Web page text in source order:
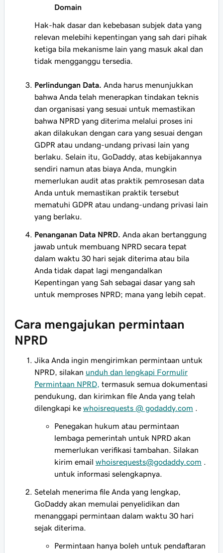
Domain
Hak-hak dasar dan kebebasan subjek data yang
relevan melebihi kepentingan yang sah dari pihak
ketiga bila mekanisme lain yang masuk akal dan
tidak mengganggu tersedia.
Perlindungan Data. Anda harus menunjukkan
bahwa Anda telah menerapkan tindakan teknis
dan organisasi yang sesuai untuk memastikan
bahwa NPRD yang diterima melalui proses ini
akan dilakukan dengan cara yang sesuai dengan
GDPR atau undang-undang privasi lain yang
berlaku. Selain itu, GoDaddy, atas kebijakannya
sendiri namun atas biaya Anda, mungkin
memerlukan audit atas praktik pemrosesan data
Anda untuk memastikan praktik tersebut
mematuhi GDPR atau undang-undang privasi lain
yang berlaku.
Penanganan Data NPRD. Anda akan bertanggung
jawab untuk membuang NPRD secara tepat
dalam waktu 30 hari sejak diterima atau bila
Anda tidak dapat lagi mengandalkan
Kepentingan yang Sah sebagai dasar yang sah
untuk memproses NPRD; mana yang lebih cepat.
Cara mengajukan permintaan
NPRD
Jika Anda ingin mengirimkan permintaan untuk
NPRD, silakan unduh dan lengkapi Formulir
Permintaan NPRD, termasuk semua dokumentasi
pendukung, dan kirimkan file Anda yang telah
dilengkapi ke whoisrequests @ godaddy.com
Penegakan hukum atau permintaan
lembaga pemerintah untuk NPRD akan
memerlukan verifikasi tambahan. Silakan
kirim email whoisrequests@godaddy.com
untuk informasi selengkapnya.
Setelah menerima file Anda yang lengkap,
GoDaddy akan memulai penyelidikan dan
menanggapi permintaan dalam waktu 30 hari
sejak diterima.
Permintaan hanya boleh untuk pendaftaran